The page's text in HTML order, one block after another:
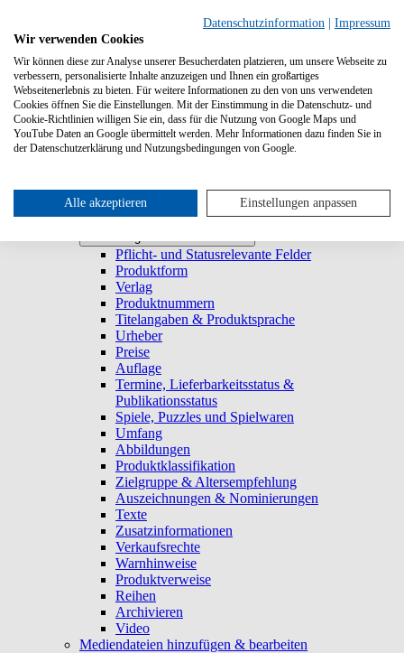
Systemanforderungen
Verlage
Verlage
Log-in
Startseite
Trefferliste
Trefferliste
Titel duplizieren & E-Book generieren
Historie
Titeldetailansicht
Titel anlegen und bearbeiten
Pflicht- und Statusrelevante Felder
Produktform
Verlag
Produktnummern
Titelangaben & Produktsprache
Urheber
Preise
Auflage
Termine, Lieferbarkeitsstatus &
Publikationsstatus
Spiele, Puzzles und Spielwaren
Umfang
Abbildungen
Produktklassifikation
Zielgruppe & Altersempfehlung
Auszeichnungen & Nominierungen
Texte
Zusatzinformationen
Verkaufsrechte
Warnhinweise
Produktverweise
Reihen
Archivieren
Video
Mediendateien hinzufügen & bearbeiten
Datenschutzinformation
Impressum
Wir verwenden Cookies
Wir können diese zur Analyse unserer Besucherdaten platzieren, um unsere Webseite zu
verbessern, personalisierte Inhalte anzuzeigen und Ihnen ein großartiges
Webseitenerlebnis zu bieten. Für weitere Informationen zu den von uns verwendeten
Cookies öffnen Sie die Einstellungen. Mit der Einstimmung in die Datenschutz- und
Cookie-Richtlinien willigen Sie ein, dass für die Nutzung von Google Maps und
YouTube Daten an Google übermittelt werden. Mehr Informationen dazu finden Sie in
der Datenschutzerklärung und Nutzungsbedingungen von Google.
Alle akzeptieren Einstellungen anpassen